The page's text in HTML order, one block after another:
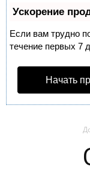
Ускорение
Если вам трудно
течение первых 7
Начать